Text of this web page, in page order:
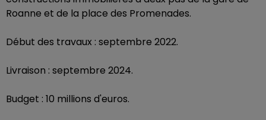
Roanne et de la place des Promenades.
Début des travaux : septembre 2022.
Livraison : septembre 2024.
Budget : 10 millions d'euros.